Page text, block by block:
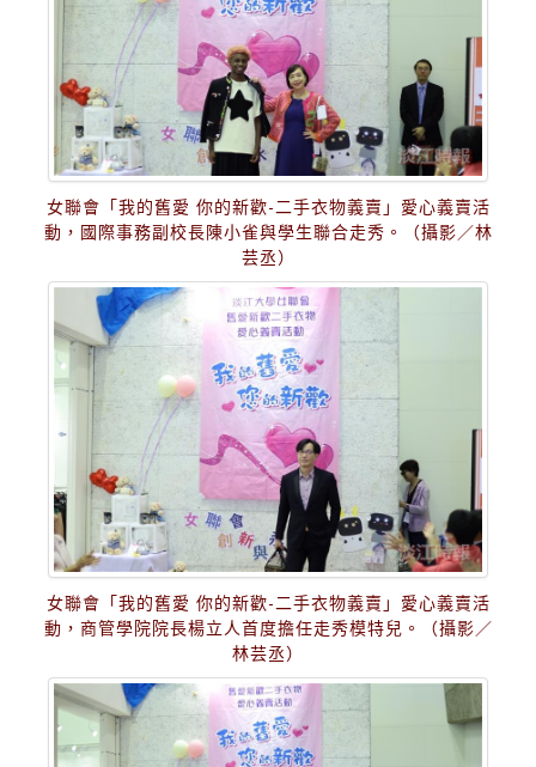
女聯會「我的舊愛 你的新歡-二手衣物義賣」愛心義賣活
動，國際事務副校長陳小雀與學生聯合走秀。（攝影／林
芸丞）
女聯會「我的舊愛 你的新歡-二手衣物義賣」愛心義賣活
動，商管學院院長楊立人首度擔任走秀模特兒。（攝影／
林芸丞）